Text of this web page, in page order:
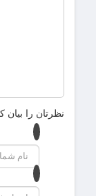
نظرتان را بیان